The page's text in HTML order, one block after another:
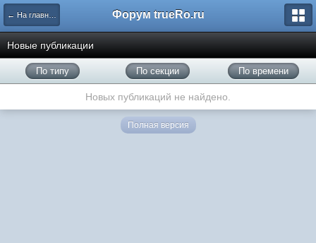
← На главную Форум trueRo.ru
Новые публикации
По типу По секции По времени
Новых публикаций не найдено.
Полная версия